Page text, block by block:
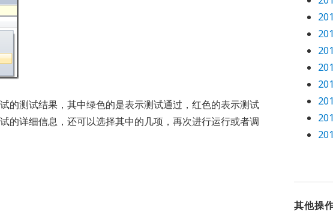
的测试结果，其中绿色的是表示测试通过，红色的表示测试
的详细信息，还可以选择其中的几项，再次进行运行或者调
其他操